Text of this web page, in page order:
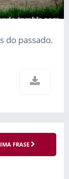
do passado.
FRASE